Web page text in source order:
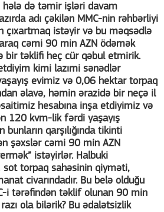
hələ də təmir işləri davam
adı çəkilən MMC-nin rəhbərliyi
çıxartmaq istəyir və bu məqsədlə
cəmi 90 min AZN ödəmək
bir təklifi heç cür qəbul etmirik.
kimi lazımi sənədlər
evimiz və 0,06 hektar torpaq
əlavə, həmin ərazidə bir neçə il
hesabına inşa etdiyimiz və
120 kvm-lik fərdi yaşayış
qarşılığında tikinti
şəxslər cəmi 90 min AZN
istəyirlər. Halbuki
sot torpaq sahəsinin qiyməti,
civarındadır. Bu belə olduğu
i tərəfindən təklif olunan 90 min
ola bilərik? Bu ədalətsizlik